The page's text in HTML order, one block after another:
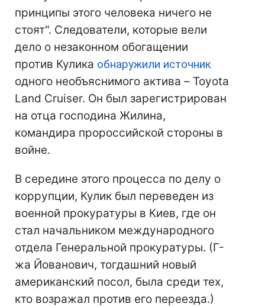
принципы этого человека ничего не
стоят". Следователи, которые вели
дело о незаконном обогащении
против Кулика обнаружили источник
одного необъяснимого актива – Toyota
Land Cruiser. Он был зарегистрирован
на отца господина Жилина,
командира пророссийской стороны в
войне.
В середине этого процесса по делу о
коррупции, Кулик был переведен из
военной прокуратуры в Киев, где он
стал начальником международного
отдела Генеральной прокуратуры. (Г-
жа Йованович, тогдашний новый
американский посол, была среди тех,
кто возражал против его переезда.)